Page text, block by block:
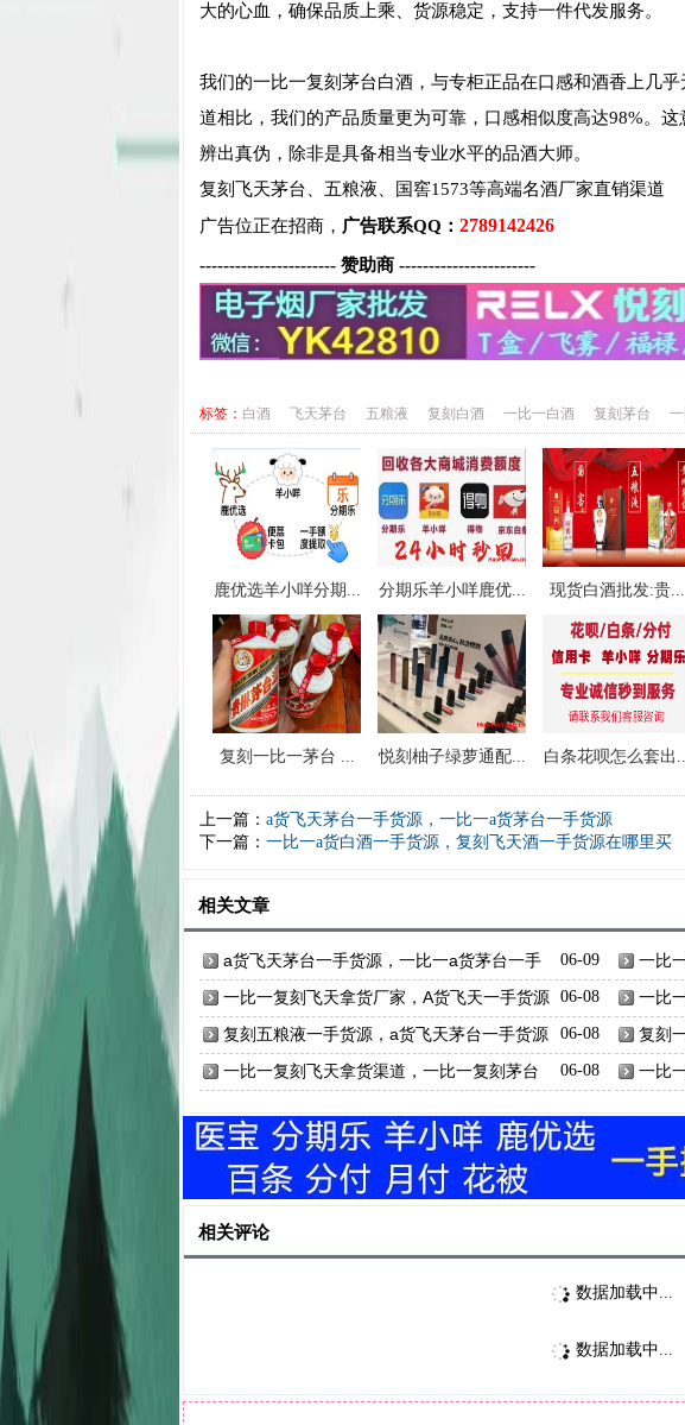
大的心血，确保品质上乘、货源稳定，支持一件代发服务。
我们的一比一复刻茅台白酒，与专柜正品在口感和酒香上几
道相比，我们的产品质量更为可靠，口感相似度高达98%。
辨出真伪，除非是具备相当专业水平的品酒大师。
复刻飞天茅台、五粮液、国窖1573等高端名酒厂家直销渠道
广告位正在招商， 广告联系QQ： 2789142426
----------------------- 赞助商 -----------------------
标签： 白酒 飞天茅台 五粮液 复刻白酒 一比一白酒 复刻茅台
鹿优选羊小咩分期... 分期乐羊小咩鹿优... 现货白酒批发:贵...
复刻一比一茅台 ... 悦刻柚子绿萝通配... 白条花呗怎么套出
上一篇： a货飞天茅台一手货源，一比一a货茅台一手货源
下一篇： 一比一a货白酒一手货源，复刻飞天酒一手货源在哪里买
相关文章
06-09
a货飞天茅台一手货源，一比一a货茅台一手
货源
一比
源在
06-08
一比一复刻飞天拿货厂家，A货飞天一手货源 一比
手货
06-08
复刻五粮液一手货源，a货飞天茅台一手货源
渠道
复刻
源
06-08
一比一复刻飞天拿货渠道，一比一复刻茅台 一比
相关评论
数据加载中...
数据加载中...